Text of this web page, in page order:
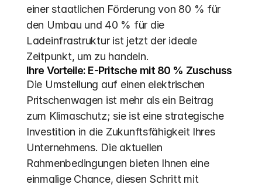
einer staatlichen Förderung von 80 % für
den Umbau und 40 % für die
Ladeinfrastruktur ist jetzt der ideale
Zeitpunkt, um zu handeln.
Ihre Vorteile: E-Pritsche mit 80 % Zuschuss
Die Umstellung auf einen elektrischen
Pritschenwagen ist mehr als ein Beitrag
zum Klimaschutz; sie ist eine strategische
Investition in die Zukunftsfähigkeit Ihres
Unternehmens. Die aktuellen
Rahmenbedingungen bieten Ihnen eine
einmalige Chance, diesen Schritt mit